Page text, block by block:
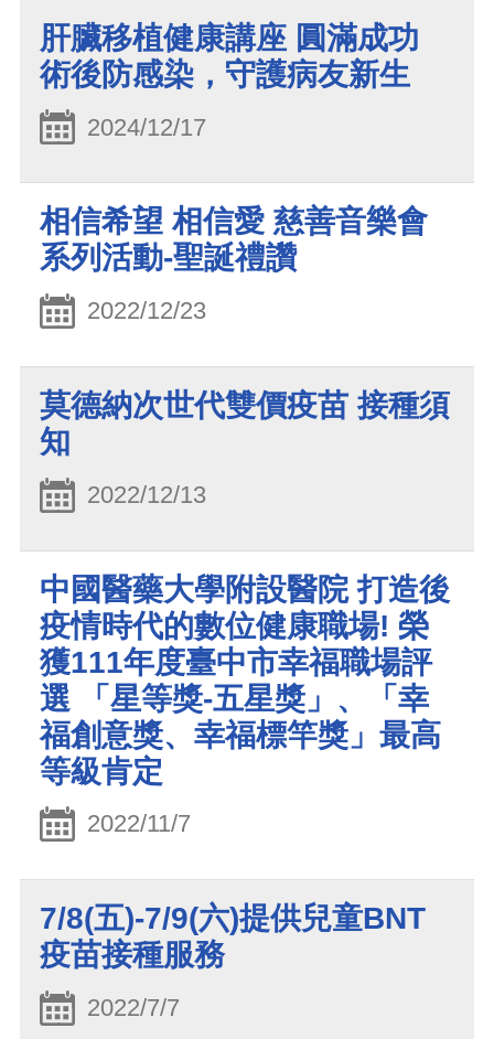
肝臟移植健康講座 圓滿成功
術後防感染，守護病友新生
2024/12/17
相信希望 相信愛 慈善音樂會
系列活動-聖誕禮讚
2022/12/23
莫德納次世代雙價疫苗 接種須
知
2022/12/13
中國醫藥大學附設醫院 打造後
疫情時代的數位健康職場! 榮
獲111年度臺中市幸福職場評
選 「星等獎-五星獎」、「幸
福創意獎、幸福標竿獎」最高
等級肯定
2022/11/7
7/8(五)-7/9(六)提供兒童BNT
疫苗接種服務
2022/7/7